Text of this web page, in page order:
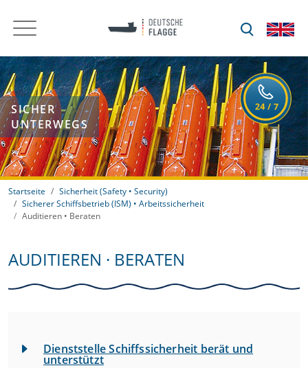
SICHER
UNTERWEGS
Startseite
Sicherheit (Safety • Security)
Sicherer Schiffsbetrieb (ISM) • Arbeitssicherheit
Auditieren • Beraten
AUDITIEREN · BERATEN
Dienststelle Schiffssicherheit berät und
unterstützt